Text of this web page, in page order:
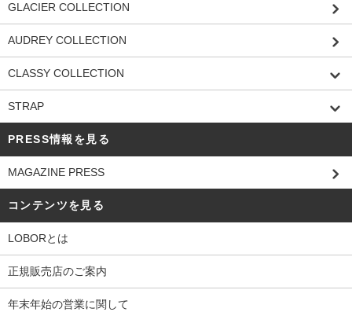
GLACIER COLLECTION
AUDREY COLLECTION
CLASSY COLLECTION
STRAP
PRESS情報を見る
MAGAZINE PRESS
コンテンツを見る
LOBORとは
正規販売店のご案内
年末年始の営業に関して